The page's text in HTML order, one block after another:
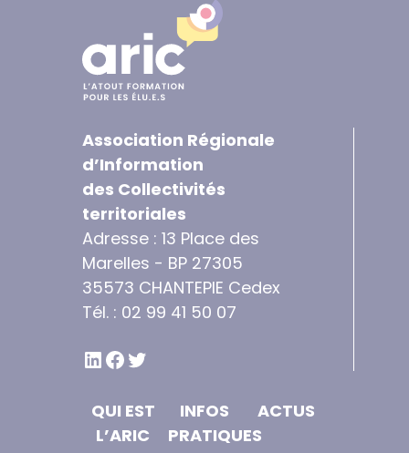
Association Régionale
d’Information
des Collectivités
territoriales
Adresse : 13 Place des
Marelles - BP 27305
35573 CHANTEPIE Cedex
Tél. : 02 99 41 50 07
LINKEDIN
FACEBOOK
TWITTER
QUI EST
L’ARIC
INFOS
PRATIQUES
ACTUS